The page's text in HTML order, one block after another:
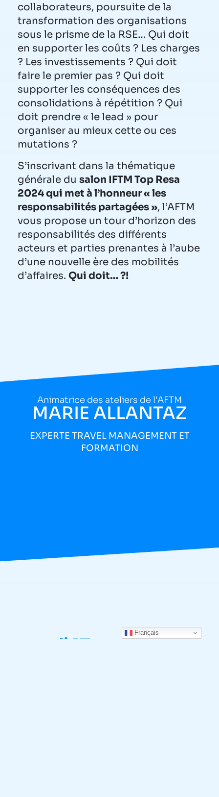
collaborateurs, poursuite de la
transformation des organisations
sous le prisme de la RSE… Qui doit
en supporter les coûts ? Les charges
? Les investissements ? Qui doit
faire le premier pas ? Qui doit
supporter les conséquences des
consolidations à répétition ? Qui
doit prendre « le lead » pour
organiser au mieux cette ou ces
mutations ?
S’inscrivant dans la thématique
générale du salon IFTM Top Resa
2024 qui met à l’honneur « les
responsabilités partagées », l’AFTM
vous propose un tour d’horizon des
responsabilités des différents
acteurs et parties prenantes à l’aube
d’une nouvelle ère des mobilités
d’affaires. Qui doit… ?!
Animatrice des ateliers de l'AFTM
MARIE ALLANTAZ
EXPERTE TRAVEL MANAGEMENT ET
FORMATION
Mardi 17 Septembre
Français